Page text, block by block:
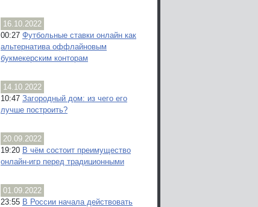
16.10.2022
00:27 Футбольные ставки онлайн как
альтернатива оффлайновым
букмекерским конторам
14.10.2022
10:47 Загородный дом: из чего его
лучше построить?
20.09.2022
19:20 В чём состоит преимущество
онлайн-игр перед традиционными
01.09.2022
23:55 В России начала действовать